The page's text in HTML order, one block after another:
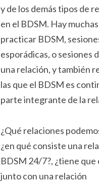
y de los demás tipos de
en el BDSM. Hay
practicar BDSM,
esporádicas, o sesiones
una relación, y también
las que el BDSM es
parte integrante de la
¿Qué relaciones
¿en qué consiste una
BDSM 24/7?, ¿tiene que
junto con una relación